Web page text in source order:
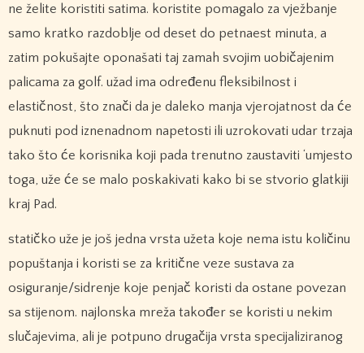
ne želite koristiti satima. koristite pomagalo za vježbanje
samo kratko razdoblje od deset do petnaest minuta, a
zatim pokušajte oponašati taj zamah svojim uobičajenim
palicama za golf. užad ima određenu fleksibilnost i
elastičnost, što znači da je daleko manja vjerojatnost da će
puknuti pod iznenadnom napetosti ili uzrokovati udar trzaja
tako što će korisnika koji pada trenutno zaustaviti ‘umjesto
toga, uže će se malo poskakivati ​​kako bi se stvorio glatkiji
kraj Pad.
statičko uže je još jedna vrsta užeta koje nema istu količinu
popuštanja i koristi se za kritične veze sustava za
osiguranje/sidrenje koje penjač koristi da ostane povezan
sa stijenom. najlonska mreža također se koristi u nekim
slučajevima, ali je potpuno drugačija vrsta specijaliziranog